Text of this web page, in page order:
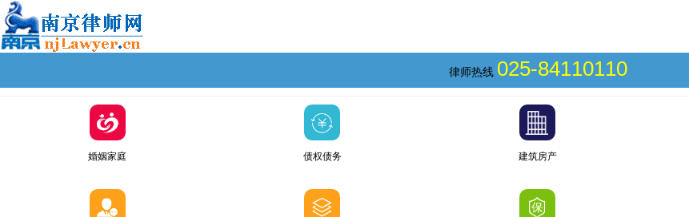
律师热线 025-84110110
婚姻家庭 债权债务 建筑房产